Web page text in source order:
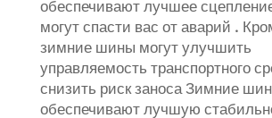
обеспечивают лучшее
могут спасти вас от аварий .
зимние шины могут улучшить
управляемость транспортного
снизить риск заноса Зимние
обеспечивают лучшую